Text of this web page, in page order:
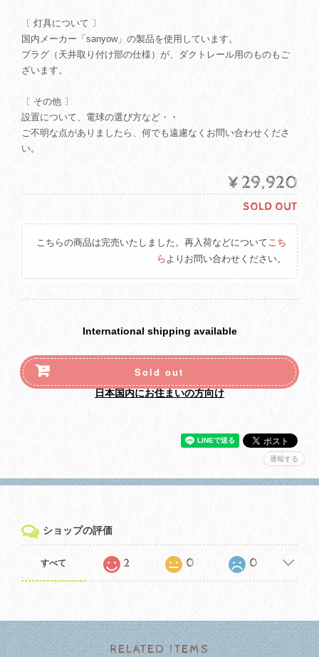
〔 灯具について 〕
国内メーカー「sanyow」の製品を使用しています。
プラグ（天井取り付け部の仕様）が、ダクトレール用のものもご
ざいます。
〔 その他 〕
設置について、電球の選び方など・・
ご不明な点がありましたら、何でも遠慮なくお問い合わせくださ
い。
¥29,920
SOLD OUT
こちらの商品は完売いたしました。再入荷などについてこち
らよりお問い合わせください。
International shipping available
Sold out
日本国内にお住まいの方向け
通報する
ショップの評価
すべて 2 0 0
RELATED ITEMS